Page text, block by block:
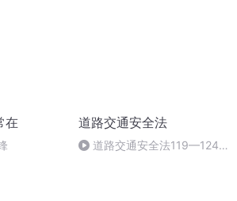
在 道路交通安全法
道路交通安全法119—124条